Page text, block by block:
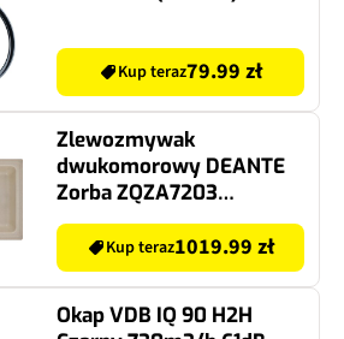
Kup teraz79.99 zł
Zlewozmywak
dwukomorowy DEANTE
Zorba ZQZA7203
Piaskowy 43.5x78 +
bateria stojąca
Kup teraz1019.99 zł
Okap VDB IQ 90 H2H